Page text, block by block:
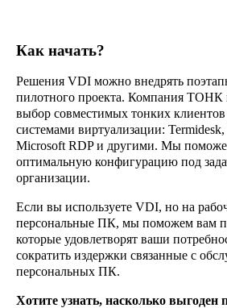
Как начать?
Решения VDI можно внедрять
пилотного проекта. Компания ТОНК
выбор совместимых тонких
системами виртуализации: Termidesk
Microsoft RDP и другими. Мы
оптимальную конфигурацию под
организации.
Если вы используете VDI, но на
персональные ПК, мы поможем вам
которые удовлетворят ваши
сократить издержки связанные с
персональных ПК.
Хотите узнать, насколько выгоден
клиентов в
09.02